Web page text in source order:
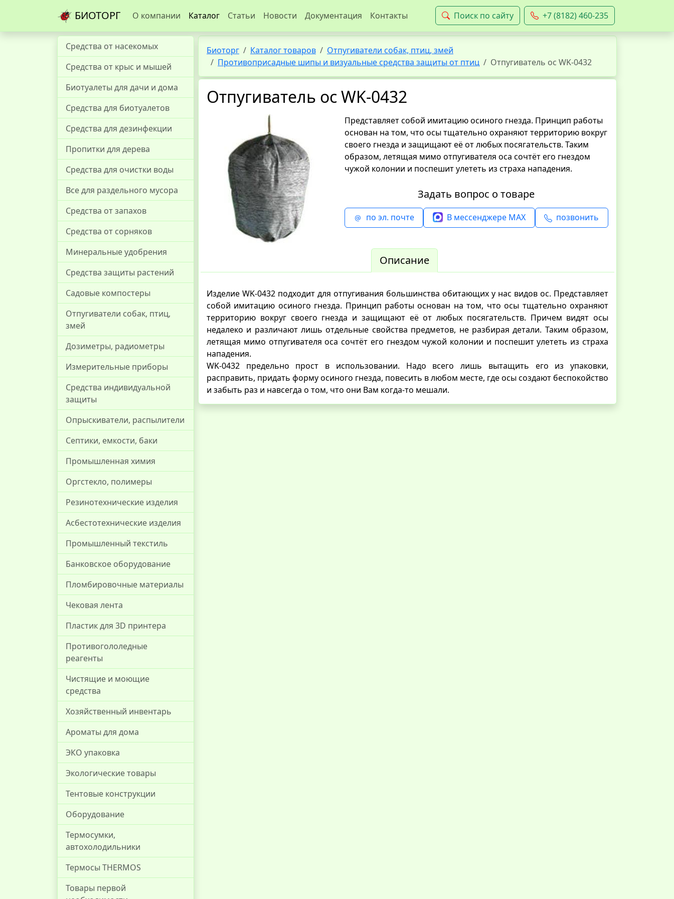
БИОТОРГ О компании Каталог Статьи Новости Документация Контакты Поиск по сайту +7 (8182) 460-235
Средства от насекомых
Средства от крыс и мышей
Биотуалеты для дачи и дома
Средства для биотуалетов
Средства для дезинфекции
Пропитки для дерева
Средства для очистки воды
Все для раздельного мусора
Средства от запахов
Средства от сорняков
Минеральные удобрения
Средства защиты растений
Садовые компостеры
Отпугиватели собак, птиц,
змей
Дозиметры, радиометры
Измерительные приборы
Средства индивидуальной
защиты
Опрыскиватели, распылители
Септики, емкости, баки
Промышленная химия
Оргстекло, полимеры
Резинотехнические изделия
Асбестотехнические изделия
Промышленный текстиль
Банковское оборудование
Пломбировочные материалы
Чековая лента
Пластик для 3D принтера
Противогололедные
реагенты
Чистящие и моющие
средства
Хозяйственный инвентарь
Ароматы для дома
ЭКО упаковка
Экологические товары
Тентовые конструкции
Оборудование
Термосумки,
автохолодильники
Термосы THERMOS
Товары первой
Биоторг Каталог товаров
Отпугиватели собак, птиц, змей
Противоприсадные шипы и визуальные средства защиты от птиц
Отпугиватель ос WK-0432
Отпугиватель ос WK-0432
Представляет собой имитацию осиного гнезда. Принцип работы
основан на том, что осы тщательно охраняют территорию вокруг
своего гнезда и защищают её от любых посягательств. Таким
образом, летящая мимо отпугивателя оса сочтёт его гнездом
чужой колонии и поспешит улететь из страха нападения.
Задать вопрос о товаре
по эл. почте В мессенджере MAX позвонить
Описание
Изделие WK-0432 подходит для отпугивания большинства обитающих у нас видов ос. Представляет
собой имитацию осиного гнезда. Принцип работы основан на том, что осы тщательно охраняют
территорию вокруг своего гнезда и защищают её от любых посягательств. Причем видят осы
недалеко и различают лишь отдельные свойства предметов, не разбирая детали. Таким образом,
летящая мимо отпугивателя оса сочтёт его гнездом чужой колонии и поспешит улететь из страха
нападения.
WK-0432 предельно прост в использовании. Надо всего лишь вытащить его из упаковки,
расправить, придать форму осиного гнезда, повесить в любом месте, где осы создают беспокойство
и забыть раз и навсегда о том, что они Вам когда-то мешали.